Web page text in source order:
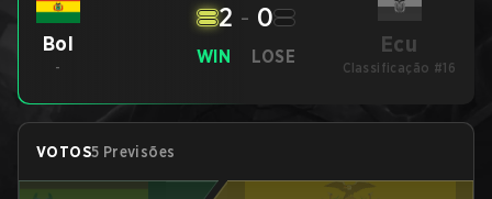
Bol
-
WIN
2 - 0
LOSE Ecu
Classificação #16
VOTOS5 Previsões